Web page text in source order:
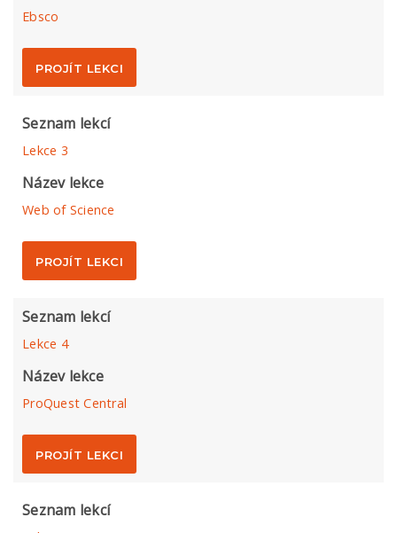
Ebsco
PROJÍT LEKCI
Seznam lekcí
Lekce 3
Název lekce
Web of Science
PROJÍT LEKCI
Seznam lekcí
Lekce 4
Název lekce
ProQuest Central
PROJÍT LEKCI
Seznam lekcí